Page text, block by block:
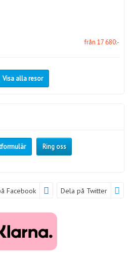
från 17 680:-
Visa alla resor
Ring oss
Facebook Dela på Twitter
medier